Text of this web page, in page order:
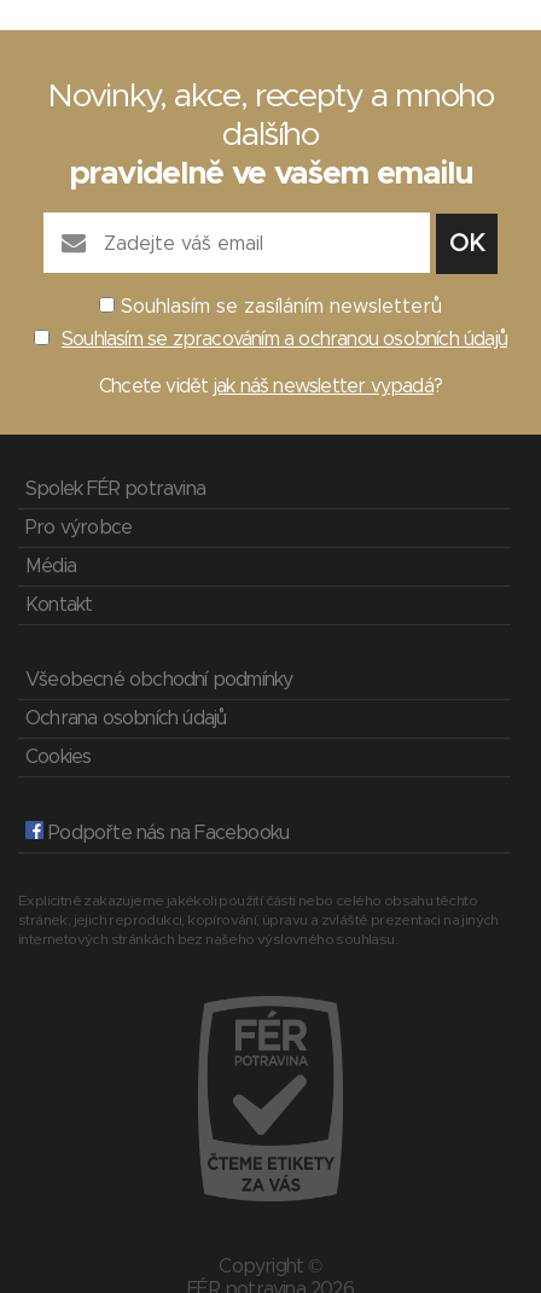
Novinky, akce, recepty a mnoho
dalšího
pravidelně ve vašem emailu
Souhlasím se zasíláním newsletterů
Souhlasím se zpracováním a ochranou osobních údajů
Chcete vidět jak náš newsletter vypadá?
Spolek FÉR potravina
Pro výrobce
Média
Kontakt
Všeobecné obchodní podmínky
Ochrana osobních údajů
Cookies
Podpořte nás na Facebooku
Explicitně zakazujeme jakékoli použití části nebo celého obsahu těchto
stránek, jejich reprodukci, kopírování, úpravu a zvláště prezentaci na jiných
internetových stránkách bez našeho výslovného souhlasu.
Copyright ©